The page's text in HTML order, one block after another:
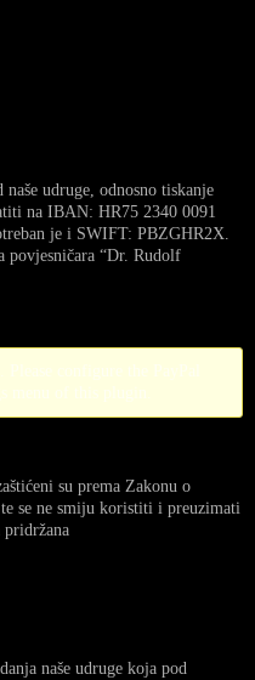
udruge, odnosno tiskanje
na IBAN: HR75 2340 0091
je i SWIFT: PBZGHR2X.
povjesničara “Dr. Rudolf
su prema Zakonu o
se ne smiju koristiti i preuzimati
naše udruge koja pod